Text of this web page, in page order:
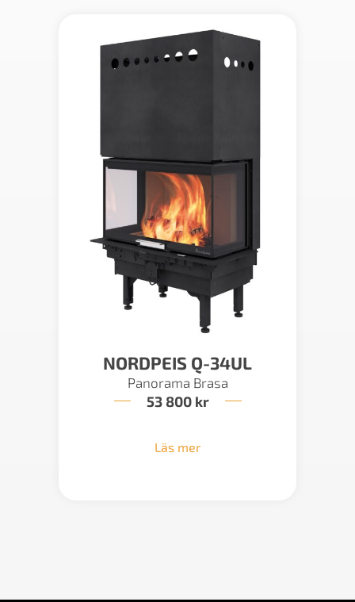
NORDPEIS Q-34UL
Panorama Brasa
53 800 kr
Läs mer